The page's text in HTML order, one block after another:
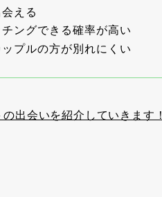
える
ングできる確率が高い
プルの方が別れにくい
の出会いを紹介していきます！